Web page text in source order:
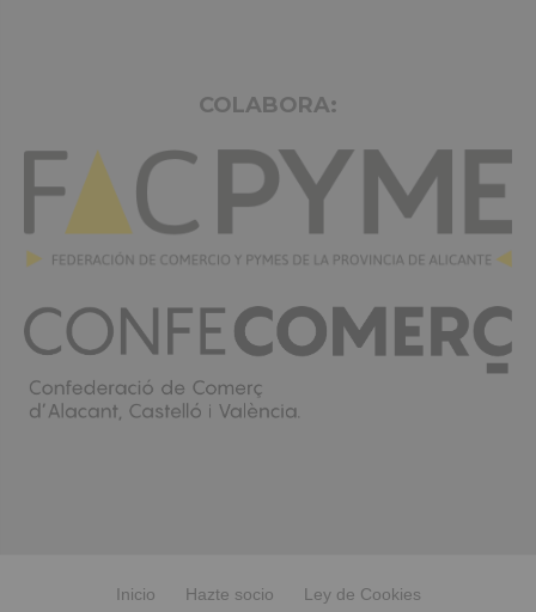
COLABORA:
Inicio Hazte socio
Ley de Cookies